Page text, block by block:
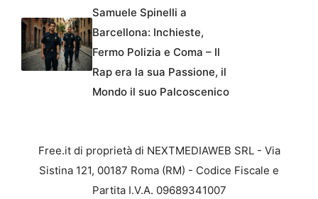
Samuele Spinelli a
Barcellona: Inchieste,
Fermo Polizia e Coma – Il
Rap era la sua Passione, il
Mondo il suo Palcoscenico
Free.it di proprietà di NEXTMEDIAWEB SRL - Via
Sistina 121, 00187 Roma (RM) - Codice Fiscale e
Partita I.V.A. 09689341007